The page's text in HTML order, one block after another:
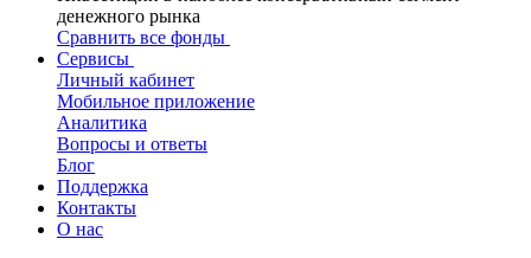
денежного рынка
Сравнить все фонды
Сервисы
Личный кабинет
Мобильное приложение
Аналитика
Вопросы и ответы
Блог
Поддержка
Контакты
О нас